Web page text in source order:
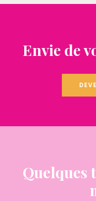
Envie de
Quelques